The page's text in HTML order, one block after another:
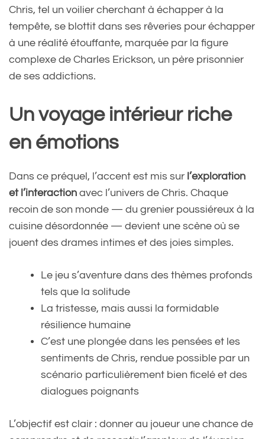
Chris, tel un voilier cherchant à échapper à la
tempête, se blottit dans ses rêveries pour échapper
à une réalité étouffante, marquée par la figure
complexe de Charles Erickson, un père prisonnier
de ses addictions.
Un voyage intérieur riche
en émotions
Dans ce préquel, l’accent est mis sur l’exploration
et l’interaction avec l’univers de Chris. Chaque
recoin de son monde — du grenier poussiéreux à la
cuisine désordonnée — devient une scène où se
jouent des drames intimes et des joies simples.
Le jeu s’aventure dans des thèmes profonds
tels que la solitude
La tristesse, mais aussi la formidable
résilience humaine
C’est une plongée dans les pensées et les
sentiments de Chris, rendue possible par un
scénario particulièrement bien ficelé et des
dialogues poignants
L’objectif est clair : donner au joueur une chance de